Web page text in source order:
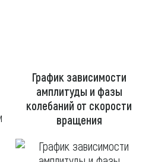
График зависимости
амплитуды и фазы
колебаний от скорости
вращения